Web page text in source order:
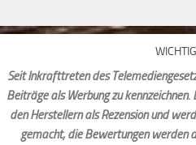
Seit Inkrafttreten des
Beiträge als Werbung zu
den Herstellern als Rezension und
gemacht, die Bewertungen werden